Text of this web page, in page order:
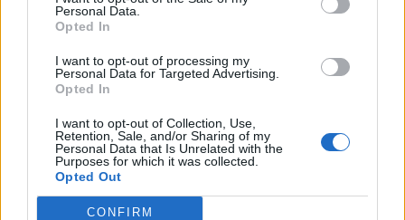
Personal Data.
Opted In
I want to opt-out of processing my
Personal Data for Targeted Advertising.
Opted In
I want to opt-out of Collection, Use,
Retention, Sale, and/or Sharing of my
Personal Data that Is Unrelated with the
Purposes for which it was collected.
Opted Out
CONFIRM
Germania di Tacito, Paragrafo 33
1 2 3